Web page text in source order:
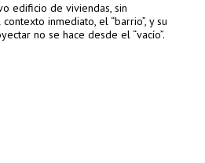
edificio de viviendas, sin
inmediato, el “barrio”, y su
no se hace desde el “vacío”.